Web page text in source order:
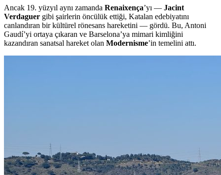
Ancak 19. yüzyıl aynı zamanda Renaixença’yı — Jacint
Verdaguer gibi şairlerin öncülük ettiği, Katalan edebiyatını
canlandıran bir kültürel rönesans hareketini — gördü. Bu, Antoni
Gaudí’yi ortaya çıkaran ve Barselona’ya mimari kimliğini
kazandıran sanatsal hareket olan Modernisme’in temelini attı.